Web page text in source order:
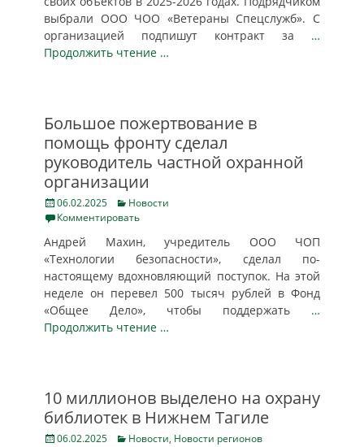
выбрали ООО ЧОО «Ветераны Спецслужб». С
организацией подпишут контракт за …
Продолжить чтение …
Большое пожертвование в
помощь фронту сделал
руководитель частной охранной
организации
Posted
on
06.02.2025 Categories
Новости
Комментировать
Андрей Махин, учредитель ООО ЧОП
«Технологии безопасности», сделал по-
настоящему вдохновляющий поступок. На этой
неделе он перевел 500 тысяч рублей в Фонд
«Общее Дело», чтобы поддержать …
Продолжить чтение …
10 миллионов выделено на охрану
библиотек в Нижнем Тагиле
Posted
06.02.2025 Categories
Новости, Новости регионов